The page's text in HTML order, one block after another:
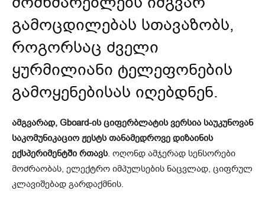
გამოცდილებას სთავაზობს,
როგორსაც ძველი
ყურმილიანი ტელეფონების
გამოყენებისას იღებდნენ.
ამგვარად, Gboard-ის ციფერბლატის ვერსია საუკუნოვან
საკომუნიკაციო ჟესტს თანამედროვე დიზაინის
ექსპერიმენტში რთავს. ოღონდ ამჯერად სენსორები
მოძრაობას, ელექტრო იმპულსების ნაცვლად, ციფრულ
კლავიშებად გარდაქმნის.